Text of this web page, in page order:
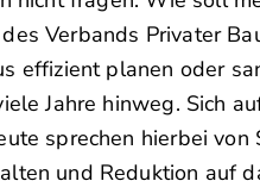
Verbands Privater
effizient planen oder
Jahre hinweg. Sich
sprechen hierbei
und Reduktion auf